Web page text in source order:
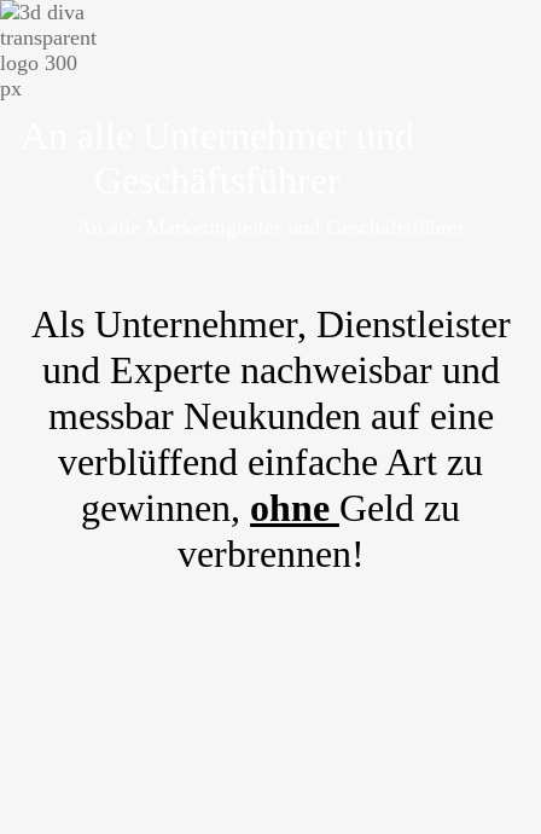
Als Unternehmer, Dienstleister
und Experte nachweisbar und
messbar Neukunden auf eine
verblüffend einfache Art zu
gewinnen, ohne Geld zu
verbrennen!